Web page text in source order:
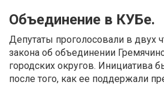
Объединение в КУБе.
Депутаты проголосовали в двух
закона об объединении
городских округов. Инициатива
после того, как ее поддержали